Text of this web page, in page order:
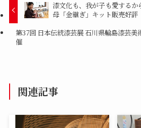
漆文化も、我が子も愛する
母「金継ぎ」キット販売好評
第37回 日本伝統漆芸展 石川県輪島漆芸美
催
関連記事